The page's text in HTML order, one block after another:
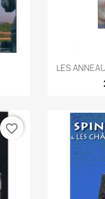

LES
favorite_border